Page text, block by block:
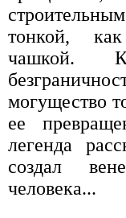
тонкой,
чашкой.
могущество
ее
легенда
создал
человека...